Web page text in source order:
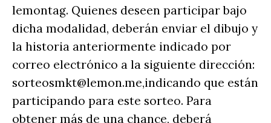
lemontag. Quienes deseen participar bajo
dicha modalidad, deberán enviar el dibujo y
la historia anteriormente indicado por
correo electrónico a la siguiente dirección:
sorteosmkt@lemon.me,indicando que están
participando para este sorteo. Para
obtener más de una chance, deberá